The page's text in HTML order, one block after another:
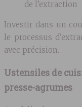
de l’extraction
Investir dans un
le processus
avec précision.
Ustensiles de
presse-agrumes